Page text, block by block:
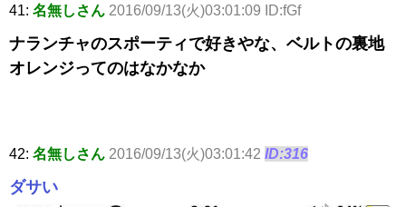
41: 名無しさん 2016/09/13(火)03:01:09 ID:fGf
ナランチャのスポーティで好きやな、ベルトの裏地
オレンジってのはなかなか
42: 名無しさん 2016/09/13(火)03:01:42 ID:316
ダサい